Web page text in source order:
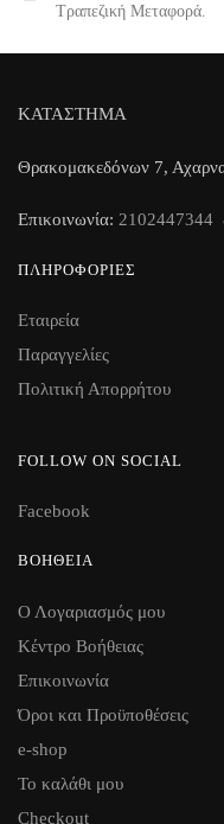
Τραπεζική Μεταφορά.
ΚΑΤΑΣΤΗΜΑ
Θρακομακεδόνων 7,
Επικοινωνία: 2102447344
ΠΛΗΡΟΦΟΡΊΕΣ
Εταιρεία
Παραγγελίες
Πολιτική Απορρήτου
FOLLOW ON SOCIAL
Facebook
ΒΟΉΘΕΙΑ
Ο Λογαριασμός μου
Κέντρο Βοήθειας
Επικοινωνία
Όροι και Προϋποθέσεις
e-shop
Το καλάθι μου
Checkout